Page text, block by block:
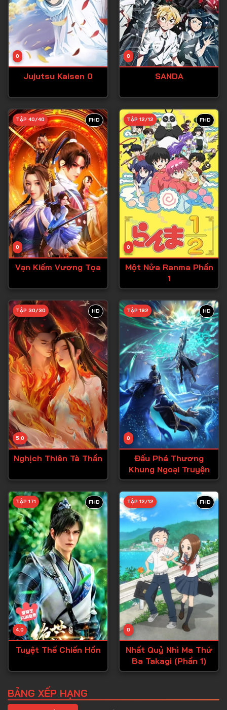
Tập 12
Tập 13
Tập 14
Tập 15
Tập 17
Tập 18
Tập 19
Tập 20
Tập 21
Tập 22
Tập 23
Tập 24
Tập 25
Tập 26
Tập 29
Tập 30
Tập 31
Tập 32
Tập 33
Tập 34
Tập 35
Tập 36
Tập 39
Tập 40
Tập 41
Tập 42
Tập 43
Tập 44
Tập 45
Tập 46
Tập 47
Tập 49
0
Jujutsu Kaisen 0
0
SANDA
FHD
0
TẬP 40/40
Vạn Kiếm Vương Tọa
FHD
0
TẬP 12/12
Một Nửa Ranma Phần
1
HD
5.0
TẬP 30/30
Nghịch Thiên Tà Thần
HD
0
TẬP 192
Đấu Phá Thương
Khung Ngoại Truyện
FHD
4.0
TẬP 171
Tuyệt Thế Chiến Hồn
FHD
0
TẬP 12/12
Nhất Quỷ Nhì Ma Thứ
Ba Takagi (Phần 1)
BẢNG XẾP HẠNG